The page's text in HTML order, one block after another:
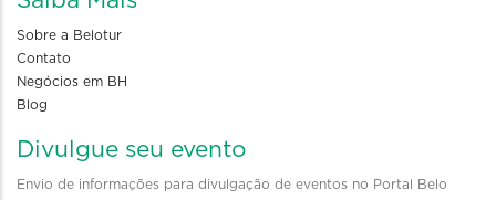
Sobre a Belotur
Contato
Negócios em BH
Blog
Divulgue seu evento
Envio de informações para divulgação de eventos no Portal Belo